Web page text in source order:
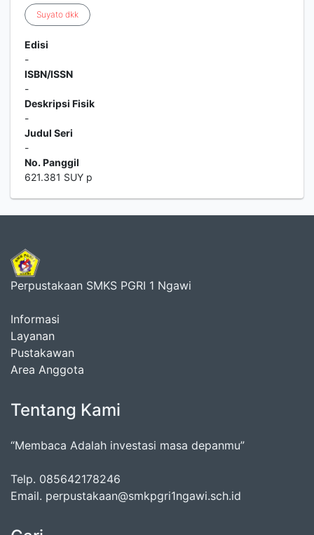
Suyato dkk
Edisi
-
ISBN/ISSN
-
Deskripsi Fisik
-
Judul Seri
-
No. Panggil
621.381 SUY p
Perpustakaan SMKS PGRI 1 Ngawi
Informasi
Layanan
Pustakawan
Area Anggota
Tentang Kami
“Membaca Adalah investasi masa depanmu”
Telp. 085642178246
Email. perpustakaan@smkpgri1ngawi.sch.id